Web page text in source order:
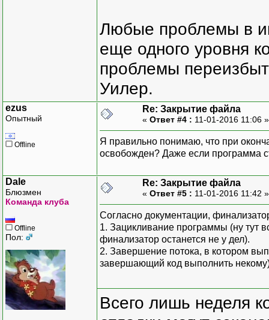
Любые проблемы в
еще одного уровня
проблемы
Уилер.
ezus
Опытный
Offline
Re: Закрытие файла
« Ответ #4 : 11-01-2016 11:06
Я правильно понимаю, что при
освобожден? Даже если программа
Dale
Блюзмен
Команда клуба
Offline
Пол:
Re: Закрытие файла
« Ответ #5 : 11-01-2016 11:42
Согласно документации,
1. Зацикливание программы (ну тут
финализатор останется не у дел).
2. Завершение потока, в котором
завершающий код выполнить
Всего лишь неделя